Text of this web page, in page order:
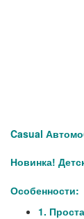
Casual
Новинка!
Особенности:
1.